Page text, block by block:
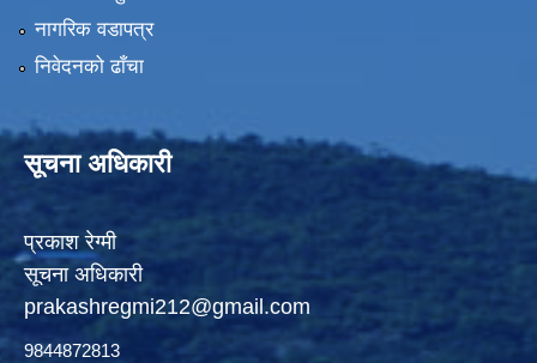
नागरिक वडापत्र
निवेदनको ढाँचा
सूचना अधिकारी
प्रकाश रेग्मी
सूचना अधिकारी
prakashregmi212@gmail.com
9844872813